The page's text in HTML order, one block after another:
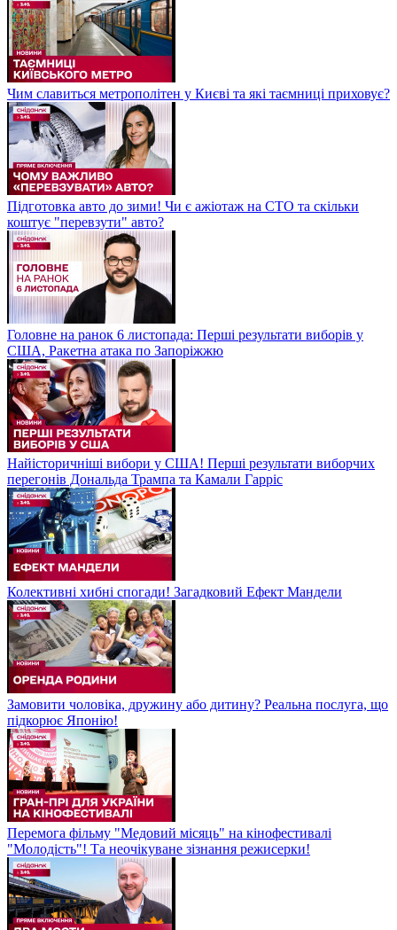
Чим славиться метрополітен у Києві та які таємниці приховує?
Підготовка авто до зими! Чи є ажіотаж на СТО та скільки
коштує "перевзути" авто?
Головне на ранок 6 листопада: Перші результати виборів у
США, Ракетна атака по Запоріжжю
Найісторичніші вибори у США! Перші результати виборчих
перегонів Дональда Трампа та Камали Гарріс
Колективні хибні спогади! Загадковий Ефект Мандели
Замовити чоловіка, дружину або дитину? Реальна послуга, що
підкорює Японію!
Перемога фільму "Медовий місяць" на кінофестивалі
"Молодість"! Та неочікуване зізнання режисерки!